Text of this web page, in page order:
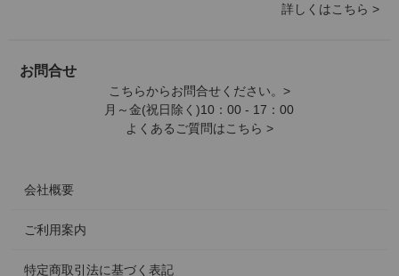
詳しくはこちら >
お問合せ
こちらからお問合せください。>
月～金(祝日除く)10：00 - 17：00
よくあるご質問はこちら >
会社概要
ご利用案内
特定商取引法に基づく表記